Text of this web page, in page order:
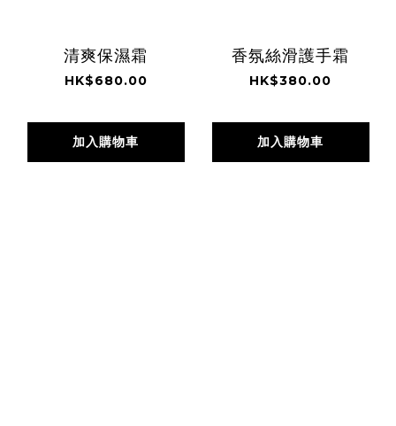
清爽保濕霜
HK$680.00
加入購物車
香氛絲滑護手霜
HK$380.00
加入購物車